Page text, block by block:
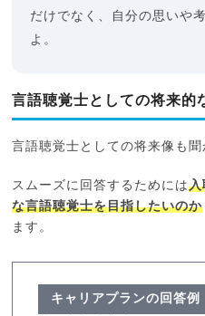
だけでなく、自分の思いや
よ。
言語聴覚士としての将来的
言語聴覚士としての将来像も聞
スムーズに回答するためには入
な言語聴覚士を目指したいのか
ます。
キャリアプランの回答例